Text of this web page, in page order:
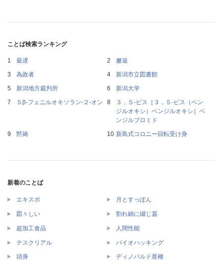
ことば検索ランキング
最遅
邂逅
為政者
新潟市立図書館
新潟地方裁判所
新潟大学
５β‐フェニルオキソラン‐２‐オン
３，５‐ビス［３，５‐ビス（ベン
ジルオキシ）ベンジルオキシ］ベ
ンジルブロミド
黙祷
新島式コロニー回転受け身
新着のことば
エキスポ 月とすっぽん
図々しい 割れ鍋に綴じ蓋
超加工食品 人間性能
テスクリアル バイオハッキング
頭身 ディノバルド亜種